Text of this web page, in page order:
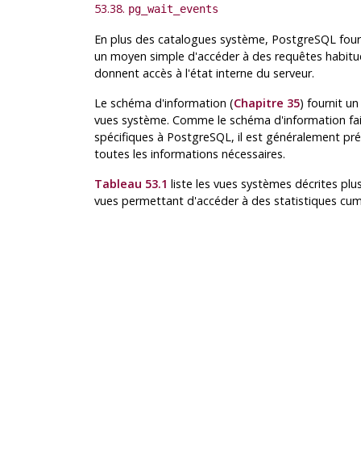
53.38. pg_wait_events
En plus des catalogues système, PostgreSQL
un moyen simple d'accéder à des requêtes
donnent accès à l'état interne du serveur.
Le schéma d'information (Chapitre 35) fournit un
vues système. Comme le schéma d'information
spécifiques à PostgreSQL, il est généralement
toutes les informations nécessaires.
Tableau 53.1 liste les vues systèmes décrites
vues permettant d'accéder à des statistiques